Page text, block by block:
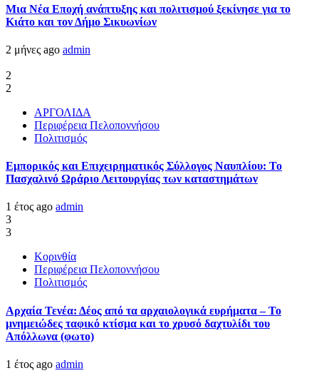
Μια Νέα Εποχή ανάπτυξης και πολιτισμού ξεκίνησε για το
Κιάτο και τον Δήμο Σικυωνίων
2 μήνες ago admin
2
2
ΑΡΓΟΛΙΔΑ
Περιφέρεια Πελοποννήσου
Πολιτισμός
Εμπορικός και Επιχειρηματικός Σύλλογος Ναυπλίου: Το
Πασχαλινό Ωράριο Λειτουργίας των καταστημάτων
1 έτος ago admin
3
3
Κορινθία
Περιφέρεια Πελοποννήσου
Πολιτισμός
Αρχαία Τενέα: Δέος από τα αρχαιολογικά ευρήματα – Το
μνημειώδες ταφικό κτίσμα και το χρυσό δαχτυλίδι του
Απόλλωνα (φωτο)
1 έτος ago admin